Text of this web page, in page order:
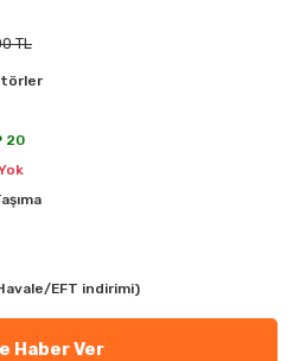
TL
20
EFT indirimi)
Haber Ver